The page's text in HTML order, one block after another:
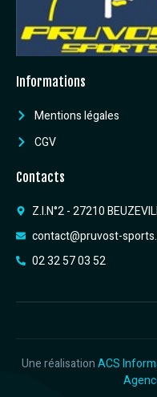
Informations
Mentions légales
CGV
Contacts
Z.I.N°2 - 27210
contact@pruvost-
02 32 57 03 52
Une réalisationACS